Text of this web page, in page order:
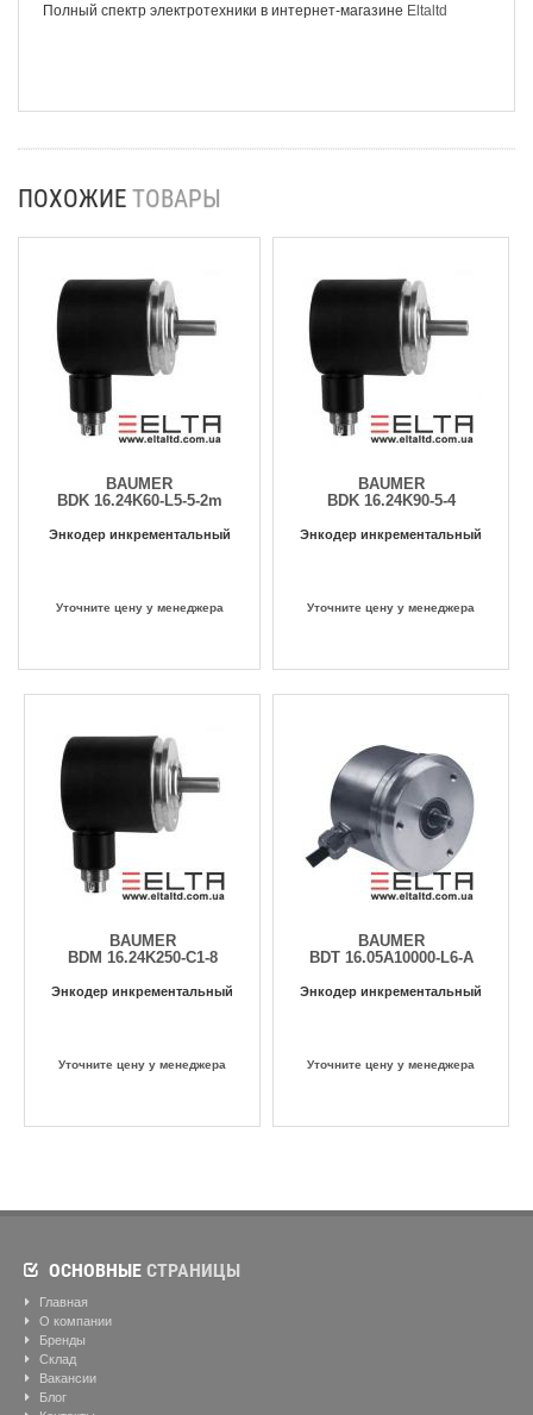
Полный спектр электротехники в интернет-магазине Eltaltd
ПОХОЖИЕ ТОВАРЫ
BAUMER
BDK 16.24K60-L5-5-2m
Энкодер инкрементальный
Уточните цену у менеджера
BAUMER
BDK 16.24K90-5-4
Энкодер инкрементальный
Уточните цену у менеджера
BAUMER
BDM 16.24K250-C1-8
Энкодер инкрементальный
Уточните цену у менеджера
BAUMER
BDT 16.05A10000-L6-A
Энкодер инкрементальный
Уточните цену у менеджера
ОСНОВНЫЕ СТРАНИЦЫ
Главная
О компании
Бренды
Склад
Вакансии
Блог